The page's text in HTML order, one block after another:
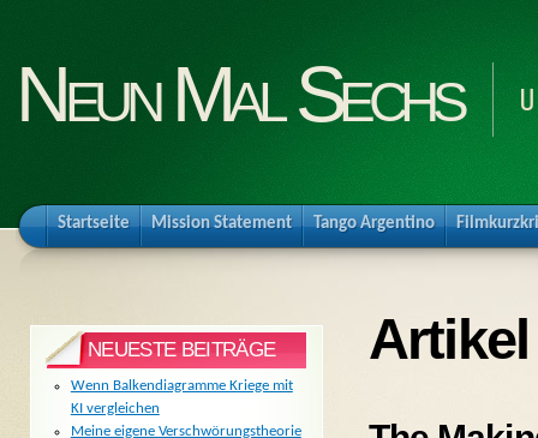
Neun Mal Sechs
Startseite Mission Statement Tango Argentino
NEUESTE BEITRÄGE
Wenn Balkendiagramme Kriege mit
KI vergleichen
Meine eigene Verschwörungstheorie